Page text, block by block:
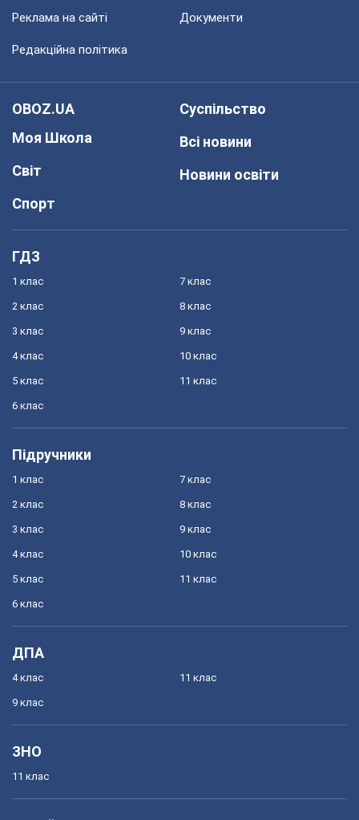
Реклама на сайті Документи
Редакційна політика
OBOZ.UA
Моя Школа
Світ
Спорт
Суспільство
Всі новини
Новини освіти
ГДЗ
1 клас
2 клас
3 клас
4 клас
5 клас
6 клас
7 клас
8 клас
9 клас
10 клас
11 клас
Підручники
1 клас
2 клас
3 клас
4 клас
5 клас
6 клас
7 клас
8 клас
9 клас
10 клас
11 клас
ДПА
4 клас
9 клас
11 клас
ЗНО
11 клас